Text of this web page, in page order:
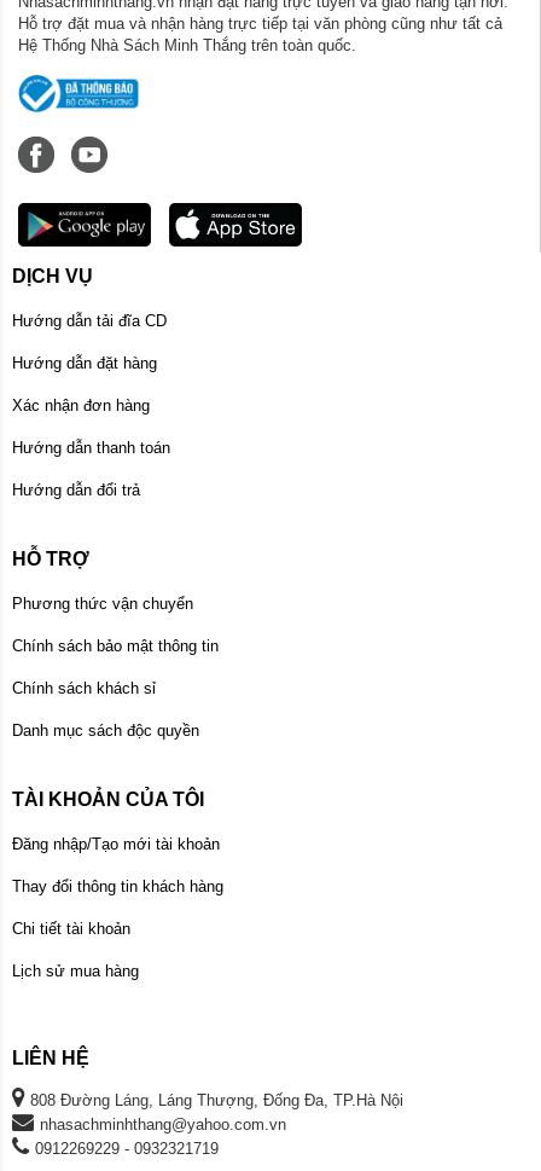
Hỗ trợ đặt mua và nhận hàng trực tiếp tại văn phòng cũng như tất cả
Hệ Thống Nhà Sách Minh Thắng trên toàn quốc.
DỊCH VỤ
Hướng dẫn tải đĩa CD
Hướng dẫn đặt hàng
Xác nhận đơn hàng
Hướng dẫn thanh toán
Hướng dẫn đổi trả
HỖ TRỢ
Phương thức vận chuyển
Chính sách bảo mật thông tin
Chính sách khách sỉ
Danh mục sách độc quyền
TÀI KHOẢN CỦA TÔI
Đăng nhập/Tạo mới tài khoản
Thay đổi thông tin khách hàng
Chi tiết tài khoản
Lịch sử mua hàng
LIÊN HỆ
808 Đường Láng, Láng Thượng, Đống Đa, TP.Hà Nội
nhasachminhthang@yahoo.com.vn
0912269229 - 0932321719